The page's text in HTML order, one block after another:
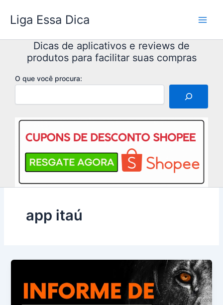
para
conteúdo
Liga Essa Dica
Dicas de aplicativos e reviews de
produtos para facilitar suas compras
O que você procura:
app itaú